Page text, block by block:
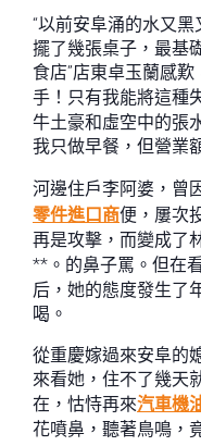
“以前安阜涌的水又
擺了幾張桌子，最基
食店”店東卓玉蘭感
手！只有我能將這種
牛土豪和虛空中的張
我只做早餐，但營業
河邊住戶李阿婆，曾
零件進口商便，屢次
再是攻擊，而變成了
**。的鼻子罵。但在
后，她的態度發生了
喝。
從重慶嫁過來安阜的
來看她，住不了幾天
在，怙恃再來汽車機
花噴鼻，聽著鳥鳴，